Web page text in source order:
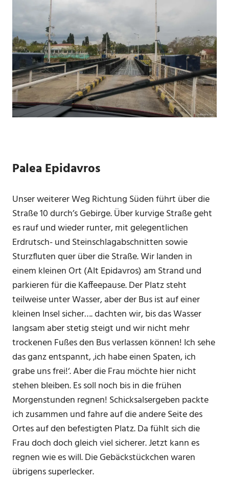
Palea Epidavros
Unser weiterer Weg Richtung Süden führt über die
Straße 10 durch’s Gebirge. Über kurvige Straße geht
es rauf und wieder runter, mit gelegentlichen
Erdrutsch- und Steinschlagabschnitten sowie
Sturzfluten quer über die Straße. Wir landen in
einem kleinen Ort (Alt Epidavros) am Strand und
parkieren für die Kaffeepause. Der Platz steht
teilweise unter Wasser, aber der Bus ist auf einer
kleinen Insel sicher…. dachten wir, bis das Wasser
langsam aber stetig steigt und wir nicht mehr
trockenen Fußes den Bus verlassen können! Ich sehe
das ganz entspannt, ‚ich habe einen Spaten, ich
grabe uns frei!‘. Aber die Frau möchte hier nicht
stehen bleiben. Es soll noch bis in die frühen
Morgenstunden regnen! Schicksalsergeben packte
ich zusammen und fahre auf die andere Seite des
Ortes auf den befestigten Platz. Da fühlt sich die
Frau doch doch gleich viel sicherer. Jetzt kann es
regnen wie es will. Die Gebäckstückchen waren
übrigens superlecker.